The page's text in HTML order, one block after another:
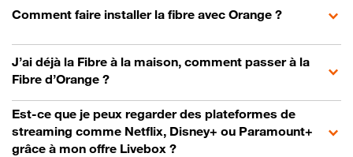
Comment faire installer la fibre avec Orange ?
J’ai déjà la Fibre à la maison, comment passer à la
Fibre d’Orange ?
Est-ce que je peux regarder des plateformes de
streaming comme Netflix, Disney+ ou Paramount+
grâce à mon offre Livebox ?